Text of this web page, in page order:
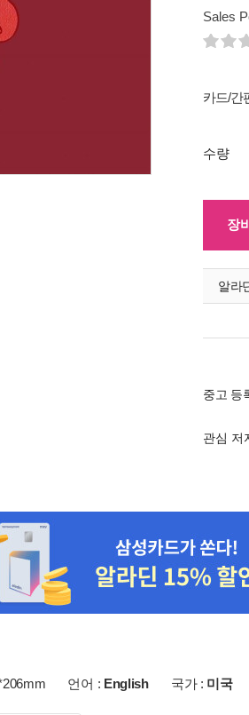
Sales
카드/간
수량
장
알라
중고 등
관심 저
언어 : English 국가 : 미국